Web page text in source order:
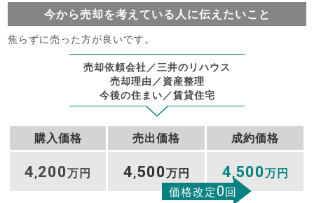
今から売却を考えている人に伝えたいこと
焦らずに売った方が良いです。
売却依頼会社／三井のリハウス
売却理由／資産整理
今後の住まい／賃貸住宅
購入価格 売出価格 成約価格
4,200万円 4,500万円 4,500万円
価格改定0回